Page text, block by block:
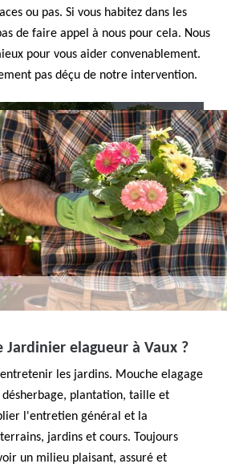
ou pas. Si vous habitez dans les
de faire appel à nous pour cela. Nous
pour vous aider convenablement.
pas déçu de notre intervention.
elagueur à Vaux ?
les jardins. Mouche elagage
désherbage, plantation, taille et
l'entretien général et la
jardins et cours. Toujours
un milieu plaisant, assuré et